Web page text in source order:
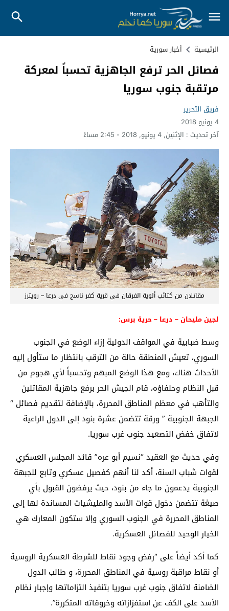
الرئيسية أخبار سورية
فصائل الحر ترفع الجاهزية تحسباً لمعركة
مرتقبة جنوب سوريا
فريق التحرير
4 يونيو 2018
آخر تحديث : الإثنين, 4 يونيو, 2018 - 2:45 مساءً
مقاتلان من كتائب ألوية الفرقان في قرية كفر ناسج في درعا – رويترز
لجين مليحان – درعا – حرية برس:
وسط ضبابية في المواقف الدولية إزاء الوضع في الجنوب
السوري، تعيش المنطقة حالة من الترقب بانتظار ما ستأول إليه
الأحداث هناك، ومع هذا الوضع المبهم وتحسباً لأي هجوم من
قبل النظام وحلفاؤه، قام الجيش الحر برفع جاهزية المقاتلين
والتأهب في معظم المناطق المحررة، بالإضافة لتقديم ﻓﺼﺎﺋﻞ “
ﺍﻟﺠﺒﻬﺔ ﺍﻟﺠﻨﻮﺑﻴﺔ ” ﻭﺭﻗﺔ ﺗﺘﻀﻤﻦ ﻋﺸﺮﺓ ﺑﻨﻮﺩ ﺇﻟﻰ ﺍﻟﺪﻭﻝ ﺍﻟﺮﺍﻋﻴﺔ
ﻻﺗﻔﺎﻕ ﺧﻔﺾ ﺍﻟﺘﺼﻌﻴﺪ ﺟﻨﻮﺏ ﻏﺮﺏ ﺳﻮﺭﻳﺎ.
وفي حديث مع العقيد “نسيم أبو عره” قائد المجلس العسكري
لقوات شباب السنة، أكد لنا أنهم كفصيل عسكري وتابع للجبهة
الجنوبية يدعمون ما جاء من بنود، حيث يرفضون ﺍﻟﻘﺒﻮﻝ ﺑﺄﻱ
ﺻﻴﻐﺔ ﺗﺘﻀﻤﻦ ﺩﺧﻮﻝ ﻗﻮﺍﺕ ﺍﻷﺳﺪ ﻭﺍﻟﻤﻠﻴﺸﻴﺎﺕ ﺍﻟﻤﺴﺎﻧﺪﺓ ﻟﻬﺎ ﺇﻟﻰ
ﺍﻟﻤﻨﺎﻃﻖ ﺍﻟﻤﺤﺮﺭﺓ ﻓﻲ ﺍﻟﺠﻨﻮﺏ ﺍﻟﺴﻮﺭﻱ ﻭﺇﻻ ﺳﺘﻜﻮﻥ ﺍﻟﻤﻌﺎﺭﻙ ﻫﻲ
الخيار الوحيد للفصائل العسكرية.
كما أكد أيضاً على “ﺭﻓﺾ ﻭﺟﻮﺩ ﻧﻘﺎﻁ ﻟﻠﺸﺮﻃﺔ ﺍﻟﻌﺴﻜﺮﻳﺔ ﺍﻟﺮﻭﺳﻴﺔ
ﺃﻭ ﻧﻘﺎﻁ ﻣﺮﺍﻗﺒﺔ ﺭﻭﺳﻴﺔ ﻓﻲ ﺍﻟﻤﻨﺎﻃﻖ ﺍﻟﻤﺤﺮﺭﺓ، و طالب ﺍﻟﺪﻭﻝ
ﺍﻟﻀﺎﻣﻨﺔ ﻻﺗﻔﺎﻕ ﺟﻨﻮﺏ ﻏﺮﺏ ﺳﻮﺭﻳﺎ ﺑﺘﻨﻔﻴﺬ ﺍﻟﺘﺰﺍﻣﺎﺗﻬﺎ ﻭﺇﺟﺒﺎﺭ ﻧﻈﺎﻡ
ﺍﻷﺳﺪ ﻋﻠﻰ ﺍﻟﻜﻒ ﻋﻦ ﺍﺳﺘﻔﺰﺍﺯﺍﺗﻪ ﻭﺧﺮﻭﻗﺎﺗﻪ ﺍﻟﻤﺘﻜﺮﺭﺓ”.